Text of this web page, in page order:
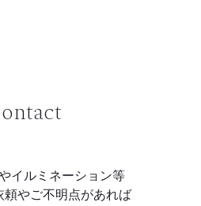
イルミネーション等
頼やご不明点があれば